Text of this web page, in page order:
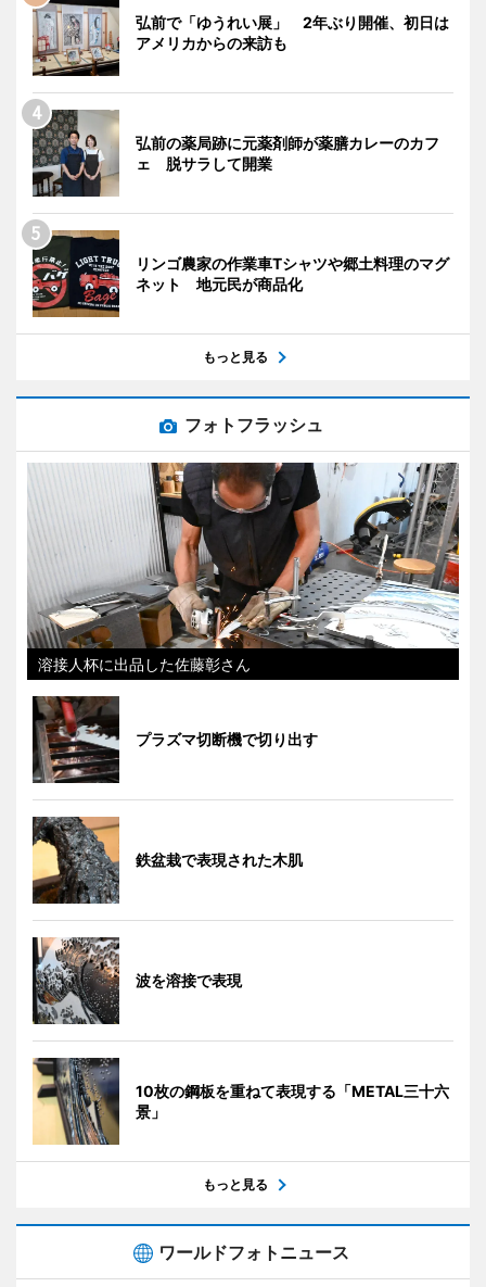
弘前で「ゆうれい展」 2年ぶり開催、初日は
アメリカからの来訪も
弘前の薬局跡に元薬剤師が薬膳カレーのカフ
ェ 脱サラして開業
リンゴ農家の作業車Tシャツや郷土料理のマグ
ネット 地元民が商品化
もっと見る
フォトフラッシュ
溶接人杯に出品した佐藤彰さん
プラズマ切断機で切り出す
鉄盆栽で表現された木肌
波を溶接で表現
10枚の鋼板を重ねて表現する「METAL三十六
景」
もっと見る
ワールドフォトニュース